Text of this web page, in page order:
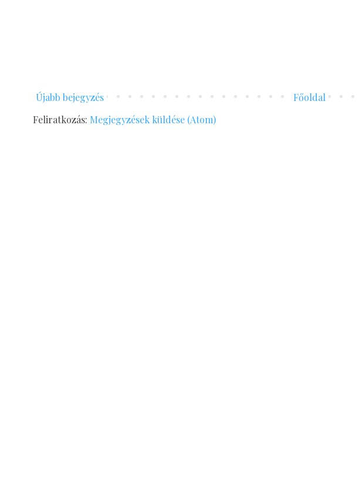
Újabb bejegyzés
Főoldal
Feliratkozás: Megjegyzések küldése (Atom)